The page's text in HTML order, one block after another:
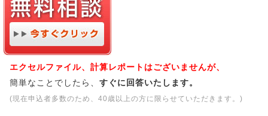
エクセルファイル、計算レポートはございませんが、
簡単なことでしたら、 すぐに回答いたします。
(現在申込者多数のため、40歳以上の方に限らせていただきます。)